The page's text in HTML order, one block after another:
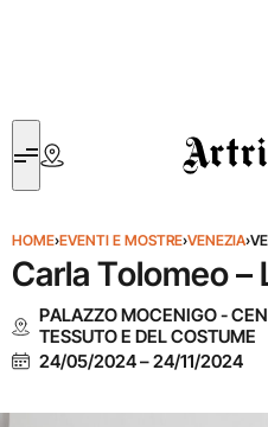
Artribune
HOME›EVENTI E MOSTRE›VENEZIA›
Carla Tolomeo –
PALAZZO MOCENIGO -
TESSUTO E DEL COSTUME
24/05/2024–24/11/2024